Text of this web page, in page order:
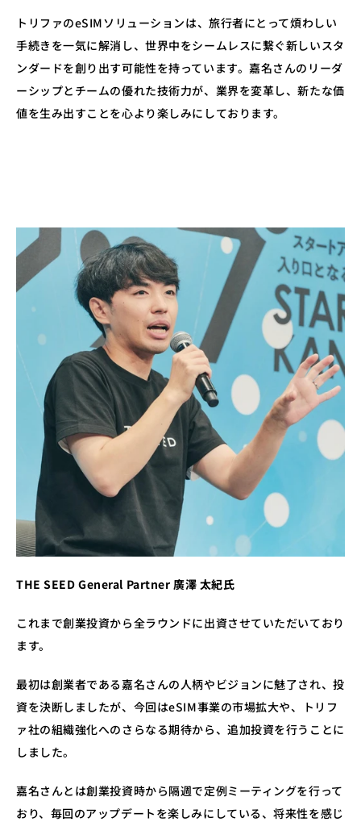
トリファのeSIMソリューションは、旅行者にとって煩わしい
手続きを一気に解消し、世界中をシームレスに繋ぐ新しいスタ
ンダードを創り出す可能性を持っています。嘉名さんのリーダ
ーシップとチームの優れた技術力が、業界を変革し、新たな価
値を生み出すことを心より楽しみにしております。
THE SEED General Partner 廣澤 太紀氏
これまで創業投資から全ラウンドに出資させていただいており
ます。
最初は創業者である嘉名さんの人柄やビジョンに魅了され、投
資を決断しましたが、今回はeSIM事業の市場拡大や、トリフ
ァ社の組織強化へのさらなる期待から、追加投資を行うことに
しました。
嘉名さんとは創業投資時から隔週で定例ミーティングを行って
おり、毎回のアップデートを楽しみにしている、将来性を感じ